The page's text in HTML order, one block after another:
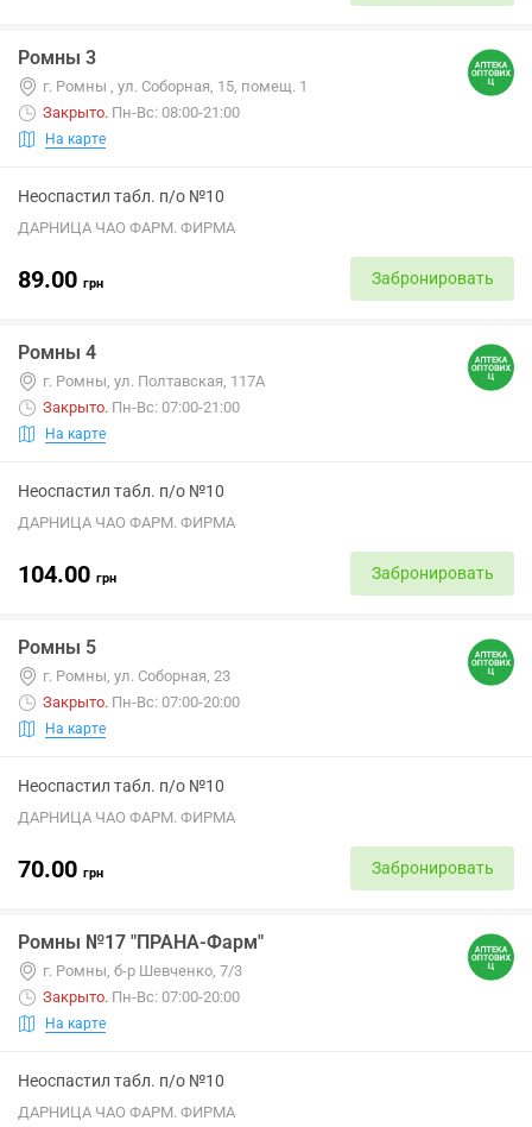
Ромны 3
г. Ромны , ул. Соборная, 15, помещ. 1
Закрыто. Пн-Вс: 08:00-21:00
На карте
Неоспастил табл. п/о №10
ДАРНИЦА ЧАО ФАРМ. ФИРМА
89.00 грн Забронировать
Ромны 4
г. Ромны, ул. Полтавская, 117А
Закрыто. Пн-Вс: 07:00-21:00
На карте
Неоспастил табл. п/о №10
ДАРНИЦА ЧАО ФАРМ. ФИРМА
104.00 грн Забронировать
Ромны 5
г. Ромны, ул. Соборная, 23
Закрыто. Пн-Вс: 07:00-20:00
На карте
Неоспастил табл. п/о №10
ДАРНИЦА ЧАО ФАРМ. ФИРМА
70.00 грн Забронировать
Ромны №17 "ПРАНА-Фарм"
г. Ромны, б-р Шевченко, 7/3
Закрыто. Пн-Вс: 07:00-20:00
На карте
Неоспастил табл. п/о №10
ДАРНИЦА ЧАО ФАРМ. ФИРМА